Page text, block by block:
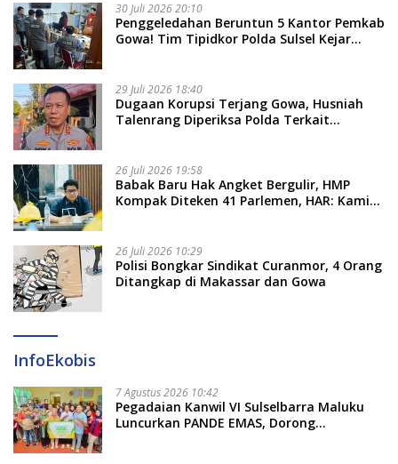
30 Juli 2026 20:10
Penggeledahan Beruntun 5 Kantor Pemkab
Gowa! Tim Tipidkor Polda Sulsel Kejar
29 Juli 2026 18:40
Dugaan Korupsi Terjang Gowa, Husniah
Talenrang Diperiksa Polda Terkait
26 Juli 2026 19:58
​Babak Baru Hak Angket Bergulir, HMP
Kompak Diteken 41 Parlemen, HAR: Kami
26 Juli 2026 10:29
Polisi Bongkar Sindikat Curanmor, 4 Orang
Ditangkap di Makassar dan Gowa
InfoEkobis
7 Agustus 2026 10:42
Pegadaian Kanwil VI Sulselbarra Maluku
Luncurkan PANDE EMAS, Dorong